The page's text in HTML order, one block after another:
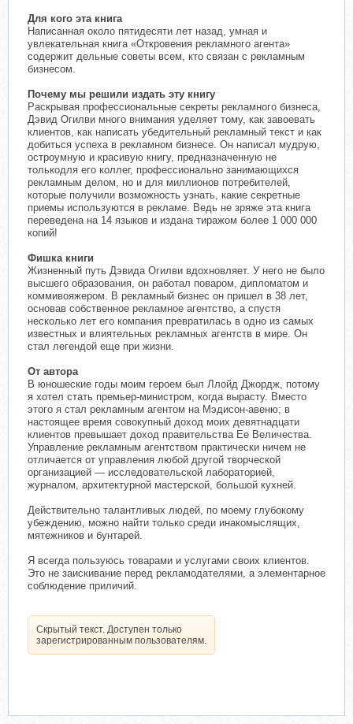
Для кого эта книга
Написанная около пятидесяти лет назад, умная и
увлекательная книга «Откровения рекламного агента»
содержит дельные советы всем, кто связан с рекламным
бизнесом.
Почему мы решили издать эту книгу
Раскрывая профессиональные секреты рекламного бизнеса,
Дэвид Огилви много внимания уделяет тому, как завоевать
клиентов, как написать убедительный рекламный текст и как
добиться успеха в рекламном бизнесе. Он написал мудрую,
остроумную и красивую книгу, предназначенную не
толькодля его коллег, профессионально занимающихся
рекламным делом, но и для миллионов потребителей,
которые получили возможность узнать, какие секретные
приемы используются в рекламе. Ведь не зряже эта книга
переведена на 14 языков и издана тиражом более 1 000 000
копий!
Фишка книги
Жизненный путь Дэвида Огилви вдохновляет. У него не было
высшего образования, он работал поваром, дипломатом и
коммивояжером. В рекламный бизнес он пришел в 38 лет,
основав собственное рекламное агентство, а спустя
несколько лет его компания превратилась в одно из самых
известных и влиятельных рекламных агентств в мире. Он
стал легендой еще при жизни.
От автора
В юношеские годы моим героем был Ллойд Джордж, потому
я хотел стать премьер-министром, когда вырасту. Вместо
этого я стал рекламным агентом на Мэдисон-авеню; в
настоящее время совокупный доход моих девятнадцати
клиентов превышает доход правительства Ее Величества.
Управление рекламным агентством практически ничем не
отличается от управления любой другой творческой
организацией — исследовательской лабораторией,
журналом, архитектурной мастерской, большой кухней.
Действительно талантливых людей, по моему глубокому
убеждению, можно найти только среди инакомыслящих,
мятежников и бунтарей.
Я всегда пользуюсь товарами и услугами своих клиентов.
Это не заискивание перед рекламодателями, а элементарное
соблюдение приличий.
Скрытый текст. Доступен только
зарегистрированным пользователям.